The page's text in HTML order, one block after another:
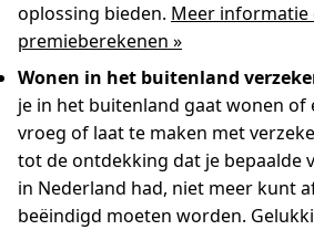
oplossing bieden. Meer informatie
premieberekenen »
Wonen in het buitenland
je in het buitenland gaat wonen
vroeg of laat te maken met
tot de ontdekking dat je bepaalde
in Nederland had, niet meer kunt
beëindigd moeten worden.